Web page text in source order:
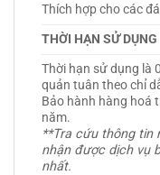
Thích hợp cho các
THỜI HẠN SỬ DỤNG
Thời hạn sử dụng là
quản tuân theo chỉ
Bảo hành hàng hoá
năm.
**Tra cứu thông tin
nhận được dịch vụ
nhất.